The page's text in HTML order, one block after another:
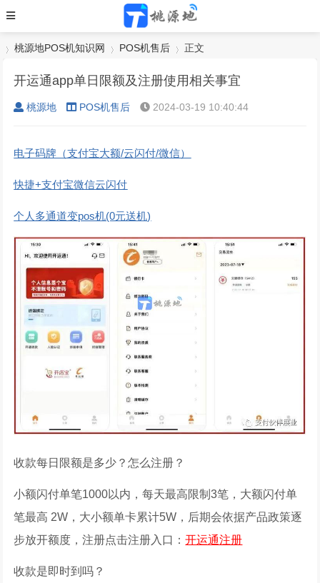
桃源地POS机知识网
›
POS机售后
›
正文
开运通app单日限额及注册使用相关事宜
桃源地 POS机售后 2024-03-19 10:40:44
电子码牌（支付宝大额/云闪付/微信）
快捷+支付宝微信云闪付
个人多通道变pos机(0元送机)
收款每日限额是多少？怎么注册？
小额闪付单笔1000以内，每天最高限制3笔，大额闪付单
笔最高 2W，大小额单卡累计5W，后期会依据产品政策逐
步放开额度，注册点击注册入口：开运通注册
收款是即时到吗？